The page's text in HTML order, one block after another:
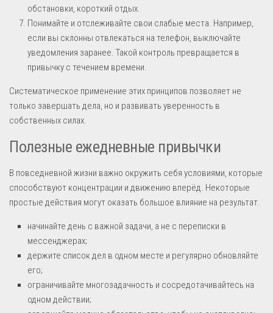
обстановки, короткий отдых.
Понимайте и отслеживайте свои слабые места. Например,
если вы склонны отвлекаться на телефон, выключайте
уведомления заранее. Такой контроль превращается в
привычку с течением времени.
Систематическое применение этих принципов позволяет не
только завершать дела, но и развивать уверенность в
собственных силах.
Полезные ежедневные привычки
В повседневной жизни важно окружить себя условиями, которые
способствуют концентрации и движению вперёд. Некоторые
простые действия могут оказать большое влияние на результат.
начинайте день с важной задачи, а не с переписки в
мессенджерах;
держите список дел в одном месте и регулярно обновляйте
его;
ограничивайте многозадачность и сосредотачивайтесь на
одном действии;